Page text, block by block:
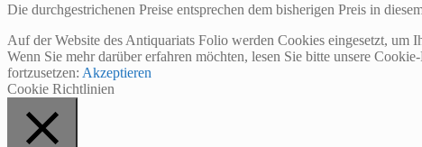
Die durchgestrichenen Preise entsprechen dem bisherigen Preis in
Auf der Website des Antiquariats Folio werden Cookies eingesetzt, um
Wenn Sie mehr darüber erfahren möchten, lesen Sie bitte unsere
fortzusetzen: Akzeptieren
Cookie Richtlinien